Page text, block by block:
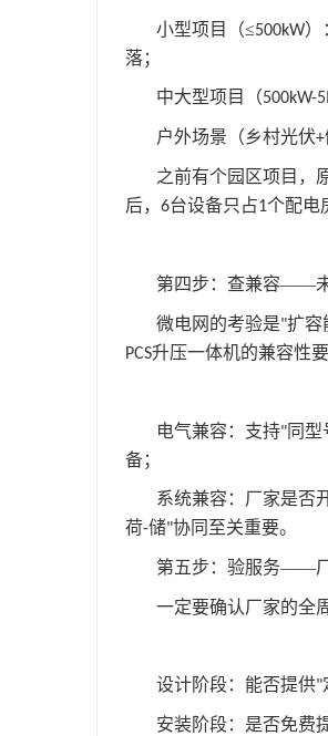
小型项目（≤500kW）
落；
中大型项目（500kW-
户外场景（乡村光伏+
之前有个园区项目，
后， 6台设备只占1个配电
第四步：查兼容——
微电网的考验是"扩容
PCS升压一体机的兼容性
电气兼容：支持" 同
备；
系统兼容：厂家是否
荷-储"协同至关重要。
第五步：验服务——
一定要确认厂家的全
设计阶段：能否提供"
安装阶段：是否免费